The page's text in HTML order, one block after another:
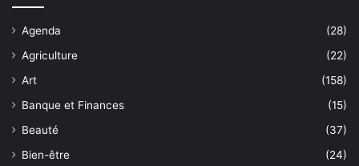
Agenda
(28)
Agriculture
(22)
Art
(158)
Banque et Finances
(15)
Beauté
(37)
Bien-être
(24)